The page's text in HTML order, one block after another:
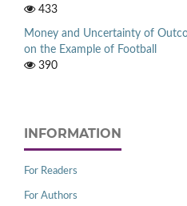
433
Money and Uncertainty of
on the Example of Football
390
INFORMATION
For Readers
For Authors